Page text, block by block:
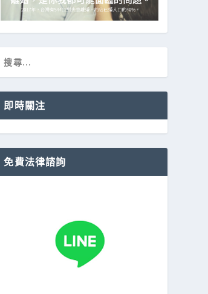
即時關注
免費法律諮詢